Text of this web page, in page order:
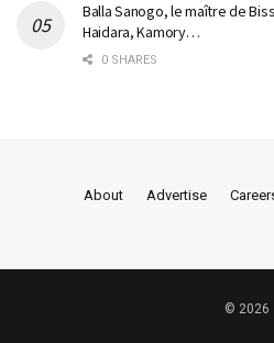
Balla Sanogo, le maître de
Haidara, Kamory…
0 SHARES
About Advertise
© 2026